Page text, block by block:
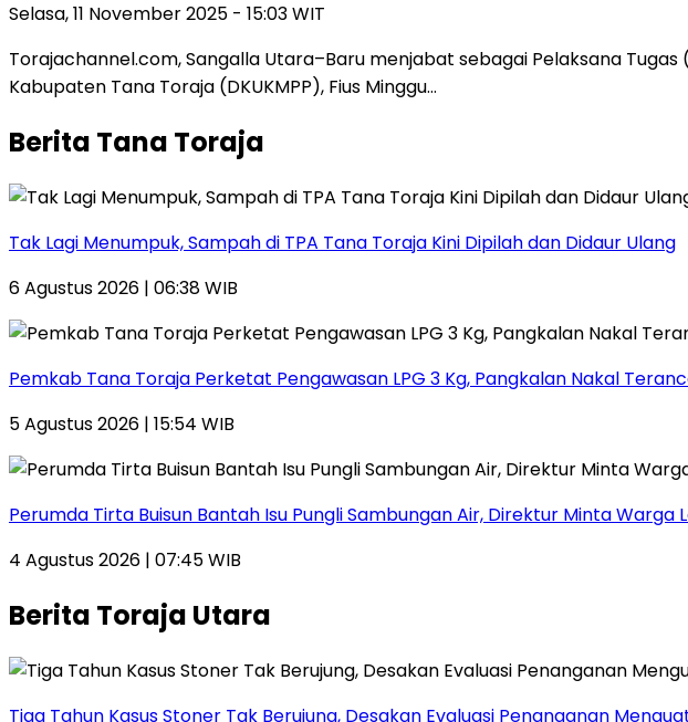
Selasa, 11 November 2025 - 15:03 WIT
Torajachannel.com, Sangalla Utara–Baru menjabat sebagai Pelaksana
Kabupaten Tana Toraja (DKUKMPP), Fius Minggu…
Berita Tana Toraja
Tak Lagi Menumpuk, Sampah di TPA Tana Toraja Kini Dipilah dan Didaur Ulang
6 Agustus 2026 | 06:38 WIB
Pemkab Tana Toraja Perketat Pengawasan LPG 3 Kg, Pangkalan Nakal
5 Agustus 2026 | 15:54 WIB
Perumda Tirta Buisun Bantah Isu Pungli Sambungan Air, Direktur Minta Warga
4 Agustus 2026 | 07:45 WIB
Berita Toraja Utara
Tiga Tahun Kasus Stoner Tak Berujung, Desakan Evaluasi Penanganan